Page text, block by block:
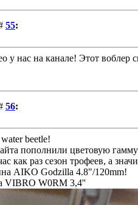
55:
у нас на канале! Этот
56:
beetle!
пополнили цветовую
как раз сезон трофеев, а
AIKO Godzilla 4.8"/120mm!
VIBRO W0RM 3,4''